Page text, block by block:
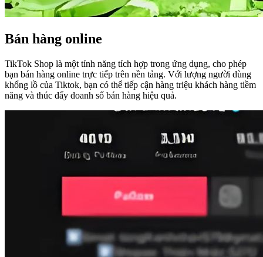
Bán hàng online
TikTok Shop là một tính năng tích hợp trong ứng dụng, cho phép
bạn bán hàng online trực tiếp trên nền tảng. Với lượng người dùng
khổng lồ của Tiktok, bạn có thể tiếp cận hàng triệu khách hàng tiềm
năng và thúc đẩy doanh số bán hàng hiệu quả.